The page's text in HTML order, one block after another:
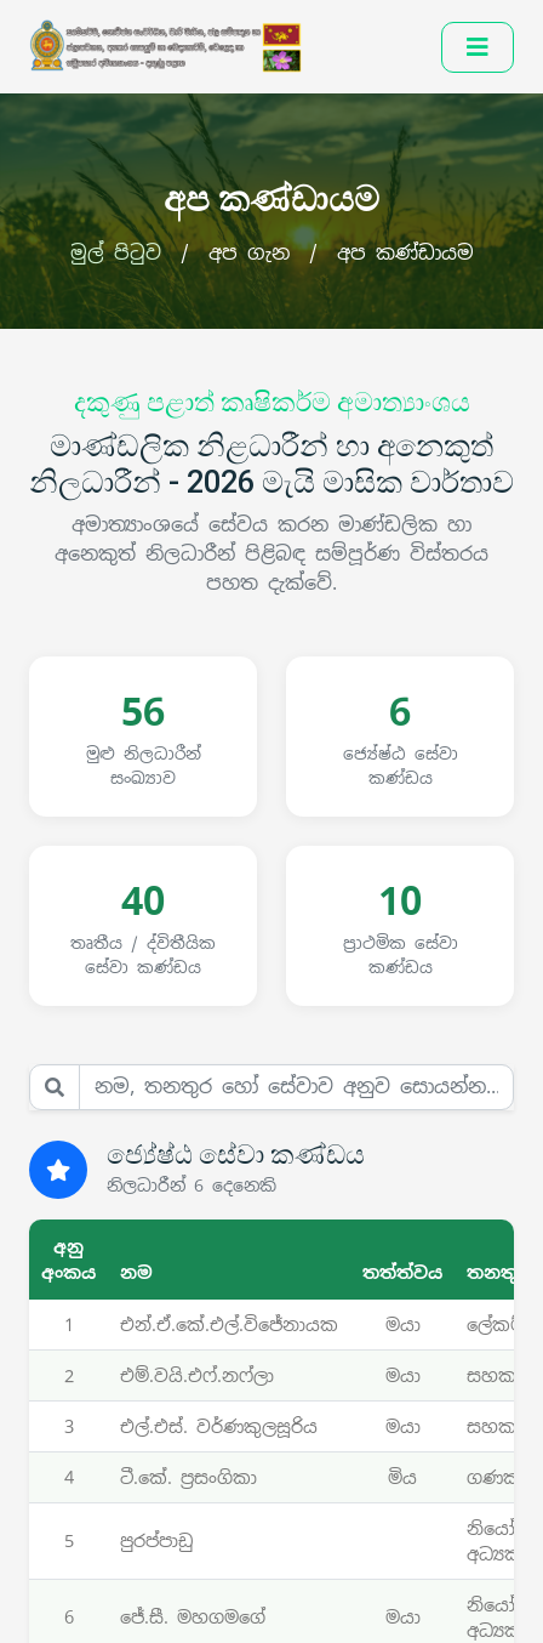
අප කණ්ඩායම
මුල් පිටුව / අප ගැන / අප කණ්ඩායම
දකුණු පළාත් කෘෂිකර්ම අමාත්‍යාංශය
මාණ්ඩලික නිළධාරීන් හා අනෙකුත්
නිලධාරීන් - 2026 මැයි මාසික වාර්තාව
අමාත්‍යාංශයේ සේවය කරන මාණ්ඩලික හා
අනෙකුත් නිලධාරීන් පිළිබඳ සම්පූර්ණ විස්තරය
පහත දැක්වේ.
56
මුළු නිලධාරීන්
සංඛ්‍යාව
6
ජ්‍යේෂ්ඨ සේවා
කණ්ඩය
40
තෘතීය / ද්විතීයික
සේවා කණ්ඩය
10
ප්‍රාථමික සේවා
කණ්ඩය
ජ්‍යේෂ්ඨ සේවා කණ්ඩය
නිලධාරීන් 6 දෙනෙකි
අනු
අංකය
නම තත්ත්වය තනතුරු
1 එන්.ඒ.කේ.එල්.විජේනායක මයා ලේකම්
2 එම්.වයි.එෆ්.නෆ්ලා මයා සහකාර
3 එල්.එස්. වර්ණකුලසූරිය මයා සහකාර
4 ටී.කේ. ප්‍රසංගිකා මිය
5 පුරප්පාඩු
නියෝජ්‍ය
6 ජේ.සී. මහගමගේ මයා
නියෝජ්‍ය